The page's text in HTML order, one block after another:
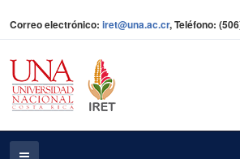
Correo electrónico: iret@una.ac.cr, Teléfono: